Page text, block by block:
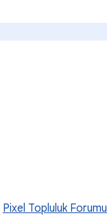
Pixel Topluluk Forumu